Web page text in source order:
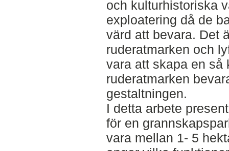
och kulturhistoriska
exploatering då de
värd att bevara. Det
ruderatmarken och
vara att skapa en så
ruderatmarken
gestaltningen.
I detta arbete
för en
vara mellan 1- 5